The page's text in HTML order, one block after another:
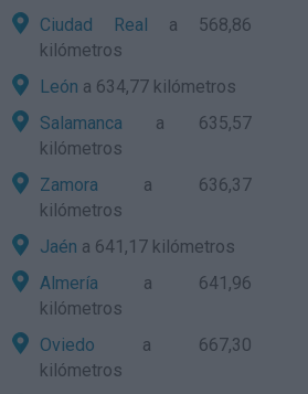
Ciudad Real a 568,86
kilómetros
León a 634,77 kilómetros
Salamanca a 635,57
kilómetros
Zamora a 636,37
kilómetros
Jaén a 641,17 kilómetros
Almería a 641,96
kilómetros
Oviedo a 667,30
kilómetros